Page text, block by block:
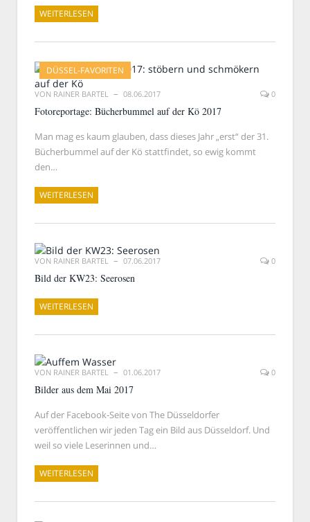
WEITERLESEN
DÜSSEL-FAVORITEN
VON RAINER BARTEL 08.06.2017 0
Fotoreportage: Bücherbummel auf der Kö 2017
Man mag es kaum glauben, dass dieses Jahr „erst“ der 31.
Bücherbummel auf der Kö stattfindet, so ewig kommt
den…
WEITERLESEN
VON RAINER BARTEL 07.06.2017 0
Bild der KW23: Seerosen
WEITERLESEN
VON RAINER BARTEL 01.06.2017 0
Bilder aus dem Mai 2017
Auf der Facebook-Seite von The Düsseldorfer
veröffentlichen wir jeden Tag ein Bild aus Düsseldorf. Und
weil so viele Leserinnen und…
WEITERLESEN